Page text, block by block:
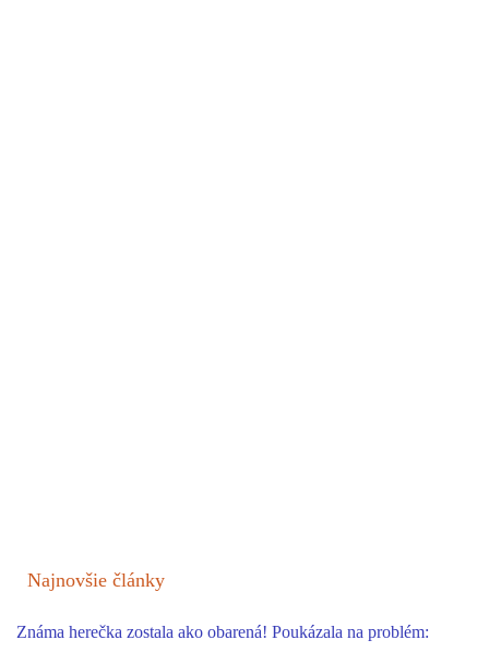
Najnovšie články
Známa herečka zostala ako obarená! Poukázala na problém: